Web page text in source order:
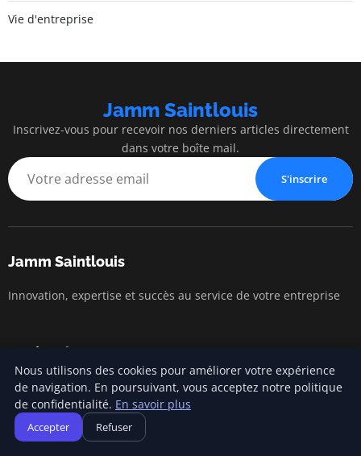
Vie d'entreprise
Jamm Saintlouis
Inscrivez-vous pour recevoir nos derniers articles directement
dans votre boîte mail.
S'inscrire
Jamm Saintlouis
Innovation, expertise et succès au service de votre entreprise
Catégories
Gestion financière
Lancement d'entreprise
Marketing entrepreneurial
Nous utilisons des cookies pour améliorer votre expérience
de navigation. En poursuivant, vous acceptez notre politique
de confidentialité. En savoir plus
Accepter Refuser